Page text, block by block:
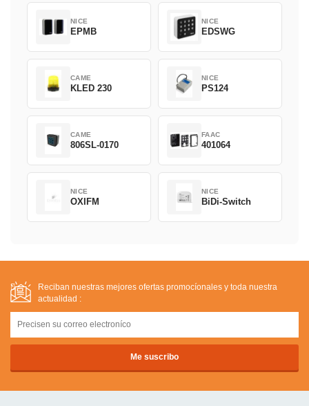
NICE
EPMB
NICE
EDSWG
CAME
KLED 230
NICE
PS124
CAME
806SL-0170
FAAC
401064
NICE
OXIFM
NICE
BiDi-Switch
Reciban nuestras mejores ofertas promocíonales y toda nuestra
actualidad :